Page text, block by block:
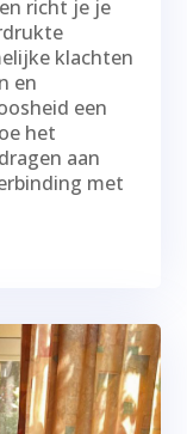
richt je je
klachten
en
een
het
aan
met